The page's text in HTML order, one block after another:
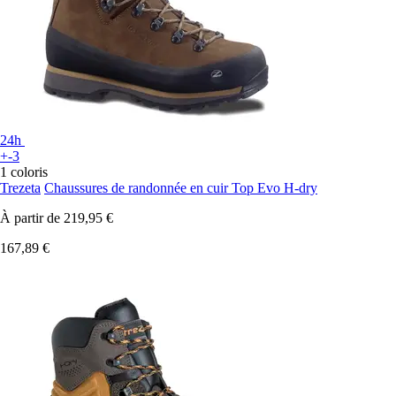
24h
+-3
1 coloris
Trezeta Chaussures de randonnée en cuir Top Evo H-dry
À partir de 219,95 €
167,89 €